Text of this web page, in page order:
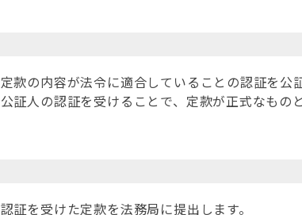
定款の内容が法令に適合していることの認証を公
公証人の認証を受けることで、定款が正式なもの
認証を受けた定款を法務局に提出します。